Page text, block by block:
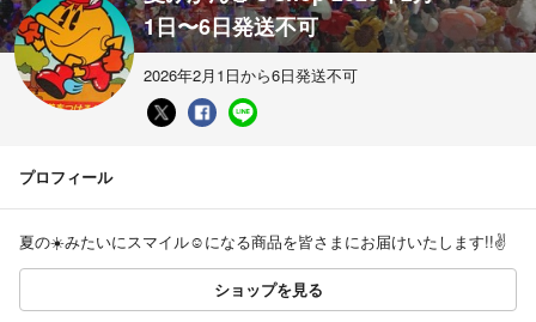
1日〜6日発送不可
2026年2月1日から6日発送不可
プロフィール
夏の☀️みたいにスマイル☺️になる商品を皆さまにお届けいたします!!✌️
ショップを見る